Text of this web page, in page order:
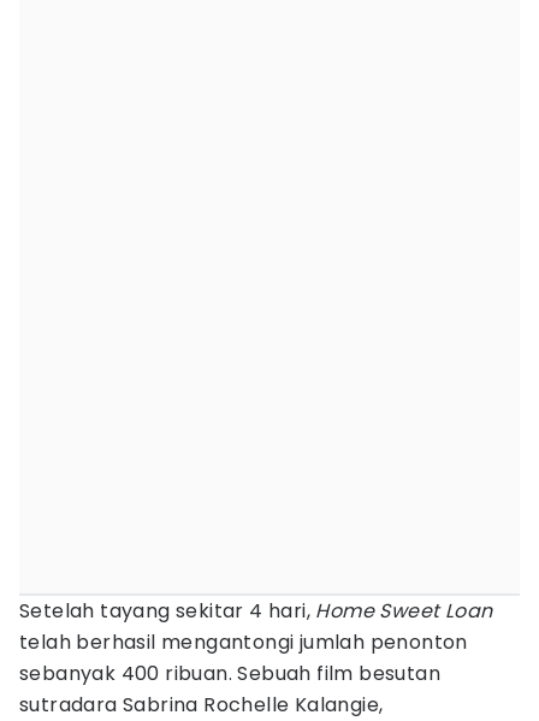
Setelah tayang sekitar 4 hari, Home Sweet Loan
telah berhasil mengantongi jumlah penonton
sebanyak 400 ribuan. Sebuah film besutan
sutradara Sabrina Rochelle Kalangie,